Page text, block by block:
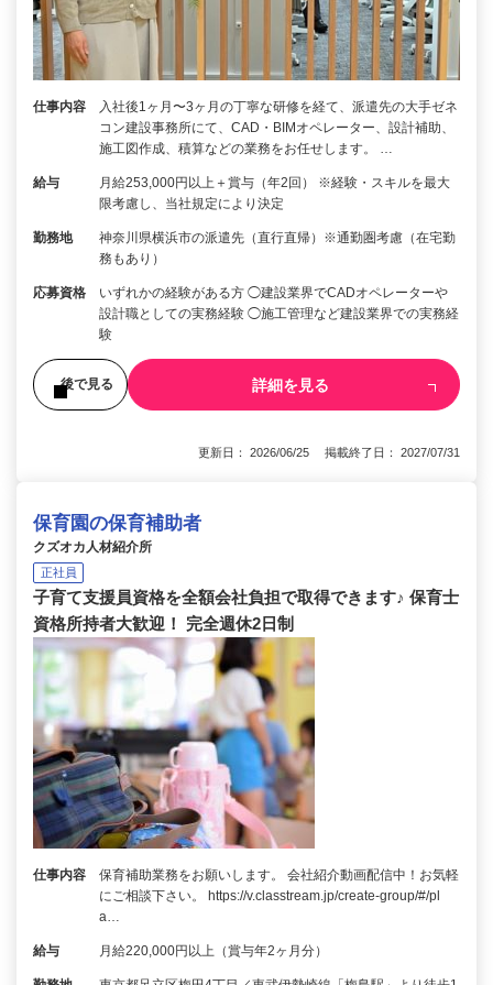
仕事内容
入社後1ヶ月〜3ヶ月の丁寧な研修を経て、派遣先の大手ゼネ
コン建設事務所にて、CAD・BIMオペレーター、設計補助、
施工図作成、積算などの業務をお任せします。 …
給与
月給253,000円以上＋賞与（年2回） ※経験・スキルを最大
限考慮し、当社規定により決定
勤務地
神奈川県横浜市の派遣先（直行直帰）※通勤圏考慮（在宅勤
務もあり）
応募資格
いずれかの経験がある方 ◯建設業界でCADオペレーターや
設計職としての実務経験 ◯施工管理など建設業界での実務経
験
後で見る 詳細を見る
更新日： 2026/06/25 掲載終了日： 2027/07/31
保育園の保育補助者
クズオカ人材紹介所
正社員
子育て支援員資格を全額会社負担で取得できます♪ 保育士
資格所持者大歓迎！ 完全週休2日制
仕事内容
保育補助業務をお願いします。 会社紹介動画配信中！お気軽
にご相談下さい。 https://v.classtream.jp/create-group/#/pl
a…
給与 月給220,000円以上（賞与年2ヶ月分）